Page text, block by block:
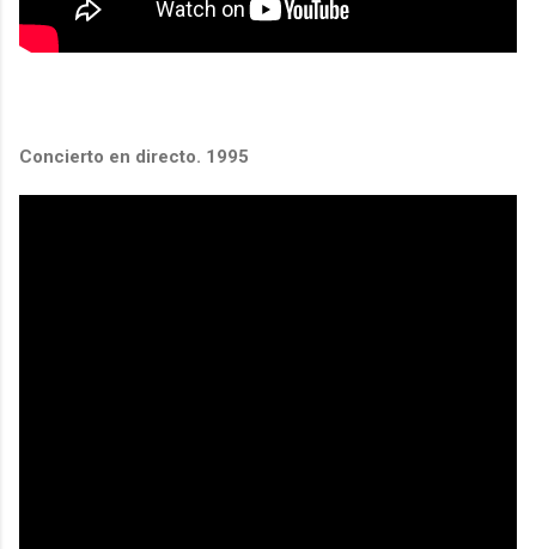
Concierto en directo. 1995